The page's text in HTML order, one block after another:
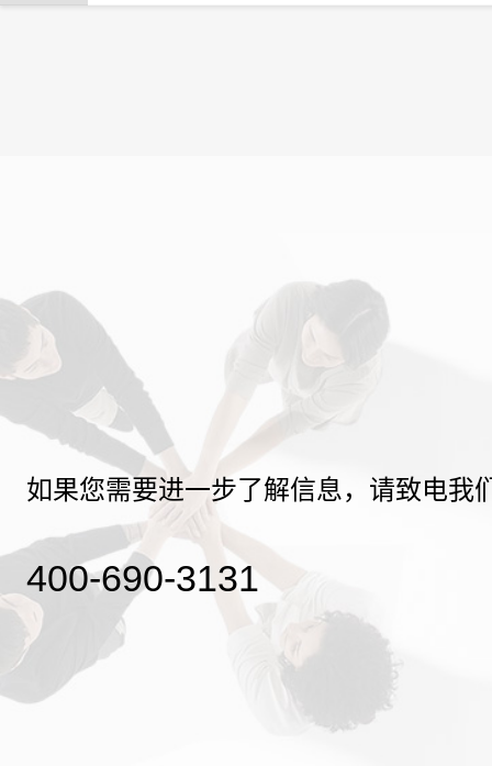
如果您需要进一步了解信息，请致电我
400-690-3131